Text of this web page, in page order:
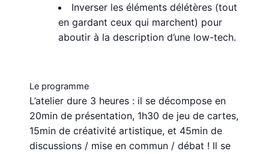
Inverser les éléments délétères (tout
en gardant ceux qui marchent) pour
aboutir à la description d’une low-tech.
Le programme
L’atelier dure 3 heures : il se décompose en
20min de présentation, 1h30 de jeu de cartes,
15min de créativité artistique, et 45min de
discussions / mise en commun / débat ! Il se